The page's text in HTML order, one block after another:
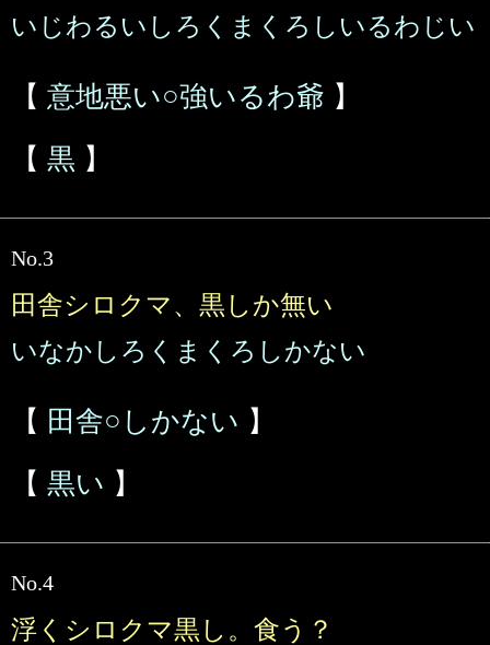
いじわるいしろくまくろしいるわじい
【 意地悪い○強いるわ爺 】
【 黒 】
No.3
田舎シロクマ、黒しか無い
いなかしろくまくろしかない
【 田舎○しかない 】
【 黒い 】
No.4
浮くシロクマ黒し。食う？